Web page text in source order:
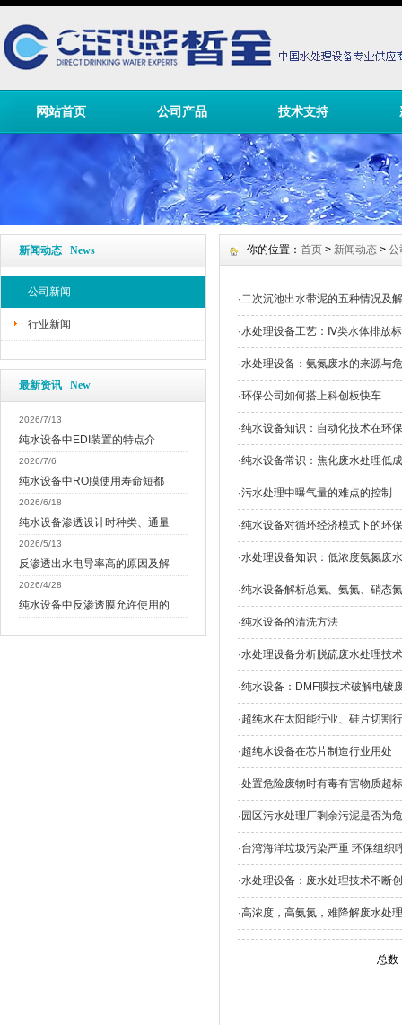
网站首页 公司产品 技术支持
新闻动态 News
公司新闻
行业新闻
最新资讯 New
2026/7/13
纯水设备中EDI装置的特点介
2026/7/6
纯水设备中RO膜使用寿命短都
2026/6/18
纯水设备渗透设计时种类、通量
2026/5/13
反渗透出水电导率高的原因及解
2026/4/28
纯水设备中反渗透膜允许使用的
你的位置： 首页 > 新闻动态 > 公
·二次沉池出水带泥的五种情况及
·水处理设备工艺：Ⅳ类水体排放
·水处理设备：氨氮废水的来源与
·环保公司如何搭上科创板快车
·纯水设备知识：自动化技术在环
·纯水设备常识：焦化废水处理低
·污水处理中曝气量的难点的控制
·纯水设备对循环经济模式下的环
·水处理设备知识：低浓度氨氮废
·纯水设备解析总氮、氨氮、硝态
·纯水设备的清洗方法
·水处理设备分析脱硫废水处理技
·纯水设备：DMF膜技术破解电镀
·超纯水在太阳能行业、硅片切割
·超纯水设备在芯片制造行业用处
·处置危险废物时有毒有害物质超
· 园区污水处理厂剩余污泥是否为
·台湾海洋垃圾污染严重 环保组织
·水处理设备：废水处理技术不断
·高浓度，高氨氮，难降解废水处
总数